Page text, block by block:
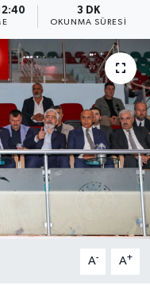
3 DK
OKUNMA SÜRESI
A- A+